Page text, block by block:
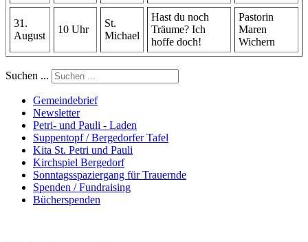
31.
August
10 Uhr
St.
Michael
Hast du noch
Träume? Ich
hoffe doch!
Pastorin
Maren
Wichern
Suchen ...
Gemeindebrief
Newsletter
Petri- und Pauli - Laden
Suppentopf / Bergedorfer Tafel
Kita St. Petri und Pauli
Kirchspiel Bergedorf
Sonntagsspaziergang für Trauernde
Spenden / Fundraising
Bücherspenden